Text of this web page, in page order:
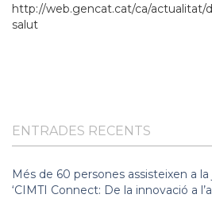
http://web.gencat.cat/ca/actualitat/
salut
ENTRADES RECENTS
Més de 60 persones assisteixen a
‘CIMTI Connect: De la innovació a